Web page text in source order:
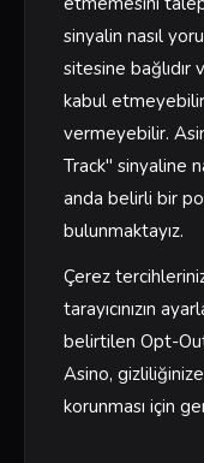
sinyalin nasıl
sitesine
kabul
vermeyebilir.
Track" sinyaline
anda belirli bir
bulunmaktayız.
Çerez
tarayıcınızın
belirtilen Opt-
Asino,
korunması için